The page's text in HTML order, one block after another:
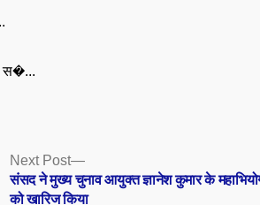
स�...
Next Post
Next
post:
संसद ने मुख्य चुनाव आयुक्त ज्ञानेश कुमार के
को खारिज किया